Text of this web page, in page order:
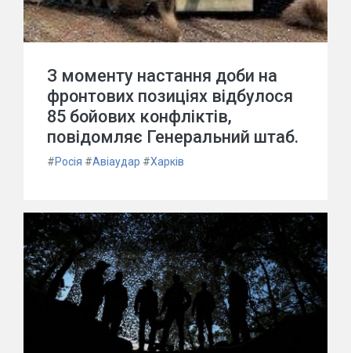
З моменту настання доби на
фронтових позиціях відбулося
85 бойових конфліктів,
повідомляє Генеральний штаб.
#Росія #Авіаудар #Харків